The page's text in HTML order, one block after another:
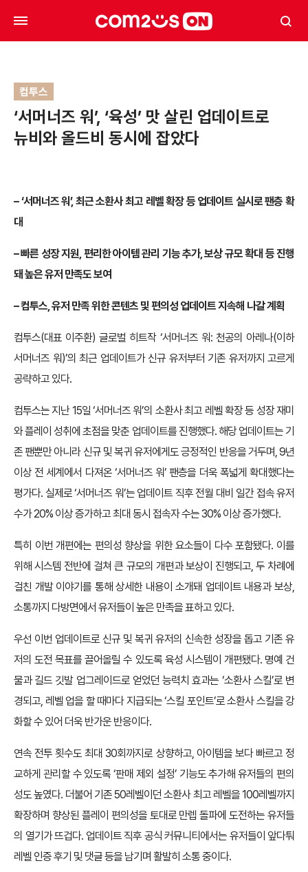
컴투스
‘서머너즈 워’, ‘육성’ 맛 살린 업데이트로
뉴비와 올드비 동시에 잡았다
– ‘서머너즈 워’, 최근 소환사 최고 레벨 확장 등 업데이트 실시로 팬층 확
대
– 빠른 성장 지원, 편리한 아이템 관리 기능 추가, 보상 규모 확대 등 진행
돼 높은 유저 만족도 보여
– 컴투스, 유저 만족 위한 콘텐츠 및 편의성 업데이트 지속해 나갈 계획
컴투스(대표 이주환) 글로벌 히트작 ‘서머너즈 워: 천공의 아레나(이하
서머너즈 워)’의 최근 업데이트가 신규 유저부터 기존 유저까지 고르게
공략하고 있다.
컴투스는 지난 15일 ‘서머너즈 워’의 소환사 최고 레벨 확장 등 성장 재미
와 플레이 성취에 초점을 맞춘 업데이트를 진행했다. 해당 업데이트는 기
존 팬뿐만 아니라 신규 및 복귀 유저에게도 긍정적인 반응을 거두며, 9년
이상 전 세계에서 다져온 ‘서머너즈 워’ 팬층을 더욱 폭넓게 확대했다는
평가다. 실제로 ‘서머너즈 워’는 업데이트 직후 전월 대비 일간 접속 유저
수가 20% 이상 증가하고 최대 동시 접속자 수는 30% 이상 증가했다.
특히 이번 개편에는 편의성 향상을 위한 요소들이 다수 포함됐다. 이를
위해 시스템 전반에 걸쳐 큰 규모의 개편과 보상이 진행되고, 두 차례에
걸친 개발 이야기를 통해 상세한 내용이 소개돼 업데이트 내용과 보상,
소통까지 다방면에서 유저들이 높은 만족을 표하고 있다.
우선 이번 업데이트로 신규 및 복귀 유저의 신속한 성장을 돕고 기존 유
저의 도전 목표를 끌어올릴 수 있도록 육성 시스템이 개편됐다. 명예 건
물과 길드 깃발 업그레이드로 얻었던 능력치 효과는 ‘소환사 스킬’로 변
경되고, 레벨 업을 할 때마다 지급되는 ‘스킬 포인트’로 소환사 스킬을 강
화할 수 있어 더욱 반가운 반응이다.
연속 전투 횟수도 최대 30회까지로 상향하고, 아이템을 보다 빠르고 정
교하게 관리할 수 있도록 ‘판매 제외 설정’ 기능도 추가해 유저들의 편의
성도 높였다. 더불어 기존 50레벨이던 소환사 최고 레벨을 100레벨까지
확장하며 향상된 플레이 편의성을 토대로 만렙 돌파에 도전하는 유저들
의 열기가 뜨겁다. 업데이트 직후 공식 커뮤니티에서는 유저들이 앞다퉈
레벨 인증 후기 및 댓글 등을 남기며 활발히 소통 중이다.